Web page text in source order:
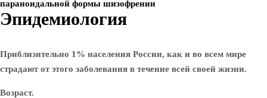
параноидальной формы шизофрении
Эпидемиология
Приблизительно 1% населения России, как и во всем мире
страдают от этого заболевания в течение всей своей жизни.
Возраст.